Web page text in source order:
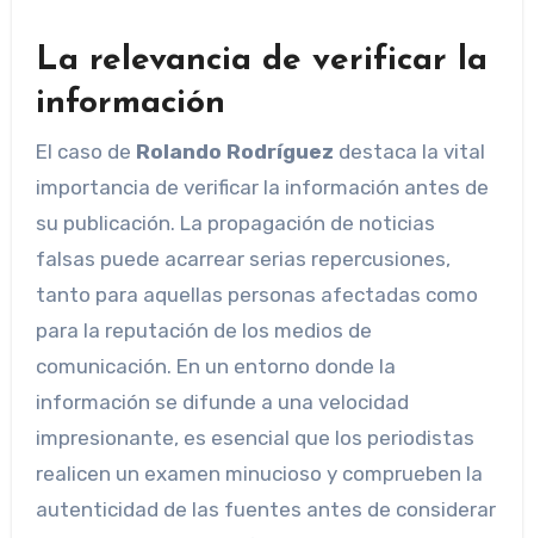
La relevancia de verificar la
información
El caso de Rolando Rodríguez destaca la vital
importancia de verificar la información antes de
su publicación. La propagación de noticias
falsas puede acarrear serias repercusiones,
tanto para aquellas personas afectadas como
para la reputación de los medios de
comunicación. En un entorno donde la
información se difunde a una velocidad
impresionante, es esencial que los periodistas
realicen un examen minucioso y comprueben la
autenticidad de las fuentes antes de considerar